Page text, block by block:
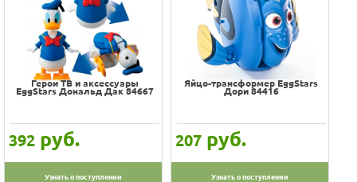
Герои ТВ и аксессуары
EggStars Дональд Дак 84667
392 руб.
Узнать о поступлении
Яйцо-трансформер EggStars
Дори 84416
207 руб.
Узнать о поступлении